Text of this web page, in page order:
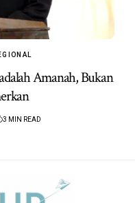
Amanah, Bukan
3 MIN READ